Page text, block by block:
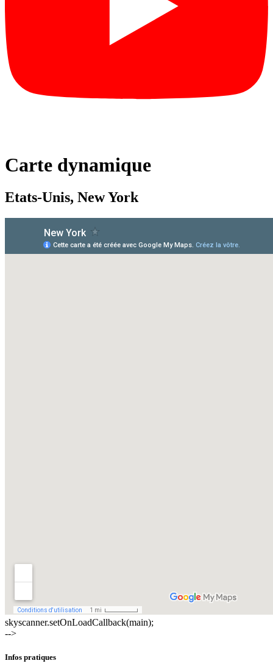
Carte dynamique
Etats-Unis, New York
skyscanner.setOnLoadCallback(main);
-->
Infos pratiques